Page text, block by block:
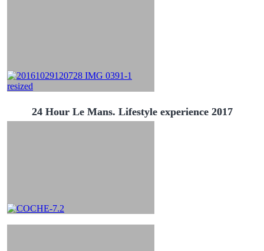
24 Hour Le Mans. Lifestyle experience 2017